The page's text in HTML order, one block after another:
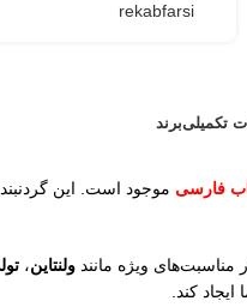
rekabfarsi
تکمیلیبرند
فارسی موجود است. این
ولنتاین،
کند.